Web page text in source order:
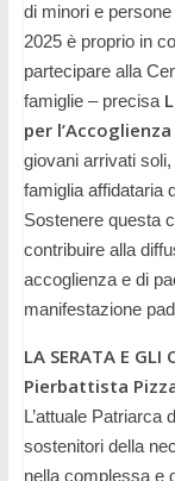
di minori e persone
2025 è proprio in
partecipare alla
famiglie – precisa
per l’Accoglienza
giovani arrivati
famiglia affidataria
Sostenere questa
contribuire alla
accoglienza e di
manifestazione
LA SERATA E GLI
Pierbattista
L’attuale
sostenitori della
nella complessa e